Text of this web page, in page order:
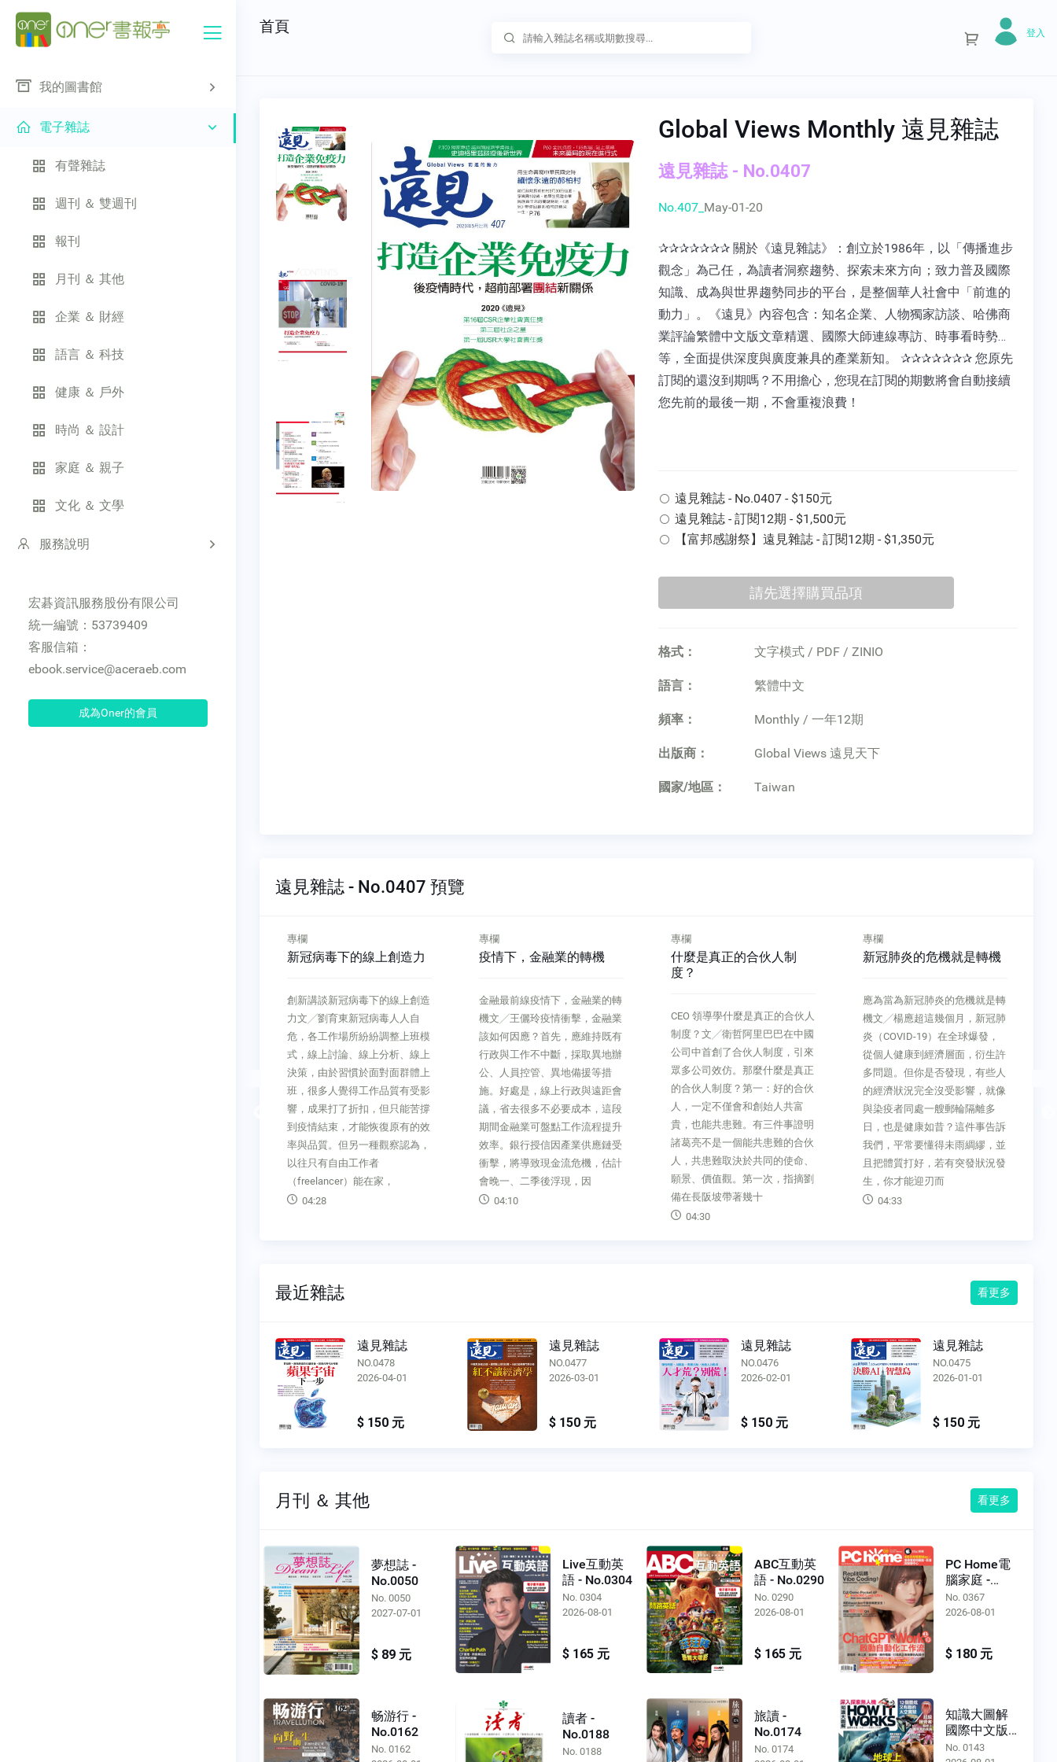
我的圖書館
電子雜誌
有聲雜誌
週刊 ＆ 雙週刊
報刊
月刊 ＆ 其他
企業 ＆ 財經
語言 ＆ 科技
健康 ＆ 戶外
時尚 ＆ 設計
家庭 ＆ 親子
文化 ＆ 文學
服務說明
宏碁資訊服務股份有限公司
統一編號：53739409
客服信箱：
ebook.service@aceraeb.com
成為Oner的會員
首頁 登入
Global Views Monthly 遠見雜誌
遠見雜誌 - No.0407
No.407_ May-01-20
✰✰✰✰✰✰✰ 關於《遠見雜誌》：創立於1986年，以「傳播進步
觀念」為己任，為讀者洞察趨勢、探索未來方向；致力普及國際
知識、成為與世界趨勢同步的平台，是整個華人社會中「前進的
動力」。《遠見》內容包含：知名企業、人物獨家訪談、哈佛商
業評論繁體中文版文章精選、國際大師連線專訪、時事看時勢…
等，全面提供深度與廣度兼具的產業新知。 ✰✰✰✰✰✰✰ 您原先
訂閱的還沒到期嗎？不用擔心，您現在訂閱的期數將會自動接續
您先前的最後一期，不會重複浪費！
遠見雜誌 - No.0407 - $150元
遠見雜誌 - 訂閱12期 - $1,500元
【富邦感謝祭】遠見雜誌 - 訂閱12期 - $1,350元
格式： 文字模式 / PDF / ZINIO
語言： 繁體中文
頻率： Monthly / 一年12期
出版商： Global Views 遠見天下
國家/地區： Taiwan
遠見雜誌 - No.0407 預覽
Previous
專欄
新冠病毒下的線上創造力
創新講談新冠病毒下的線上創造
力文╱劉育東新冠病毒人人自
危，各工作場所紛紛調整上班模
式，線上討論、線上分析、線上
決策，由於習慣於面對面群體上
班，很多人覺得工作品質有受影
響，成果打了折扣，但只能苦撐
到疫情結束，才能恢復原有的效
率與品質。但另一種觀察認為，
以往只有自由工作者
（freelancer）能在家，
04:28
專欄
疫情下，金融業的轉機
金融最前線疫情下，金融業的轉
機文╱王儷玲疫情衝擊，金融業
該如何因應？首先，應維持既有
行政與工作不中斷，採取異地辦
公、人員控管、異地備援等措
施。好處是，線上行政與遠距會
議，省去很多不必要成本，這段
期間金融業可盤點工作流程提升
效率。銀行授信因產業供應鏈受
衝擊，將導致現金流危機，估計
會晚一、二季後浮現，因
04:10
專欄
什麼是真正的合伙人制
度？
CEO 領導學什麼是真正的合伙人
制度？文╱衛哲阿里巴巴在中國
公司中首創了合伙人制度，引來
眾多公司效仿。那麼什麼是真正
的合伙人制度？第一：好的合伙
人，一定不僅會和創始人共富
貴，也能共患難。有三件事證明
諸葛亮不是一個能共患難的合伙
人，共患難取決於共同的使命、
願景、價值觀。第一次，指摘劉
備在長阪坡帶著幾十
04:30
專欄
新冠肺炎的危機就是轉機
應為當為新冠肺炎的危機就是轉
機文╱楊應超這幾個月，新冠肺
炎（COVID-19）在全球爆發，
從個人健康到經濟層面，衍生許
多問題。但你是否發現，有些人
的經濟狀況完全沒受影響，就像
與染疫者同處一艘郵輪隔離多
日，也是健康如昔？這件事告訴
我們，平常要懂得未雨綢繆，並
且把體質打好，若有突發狀況發
生，你才能迎刃而
04:33
最近雜誌 看更多
遠見雜誌
NO.0478
2026-04-01
$ 150 元
遠見雜誌
NO.0477
2026-03-01
$ 150 元
遠見雜誌
NO.0476
2026-02-01
$ 150 元
遠見雜誌
NO.0475
2026-01-01
$ 150 元
月刊 ＆ 其他 看更多
夢想誌 -
No.0050
No. 0050
2027-07-01
$ 89 元
Live互動英
語 - No.0304
No. 0304
2026-08-01
$ 165 元
ABC互動英
語 - No.0290
No. 0290
2026-08-01
$ 165 元
PC Home電
腦家庭 -
No.0367
No. 0367
2026-08-01
$ 180 元
畅游行 -
No.0162
No. 0162
讀者 -
No.0188
No. 0188
旅讀 -
No.0174
No. 0174
知識大圖解
國際中文版 -
No.0143
No. 0143